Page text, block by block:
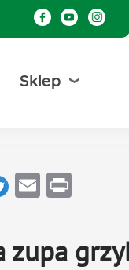
Sklep
Email
zupa